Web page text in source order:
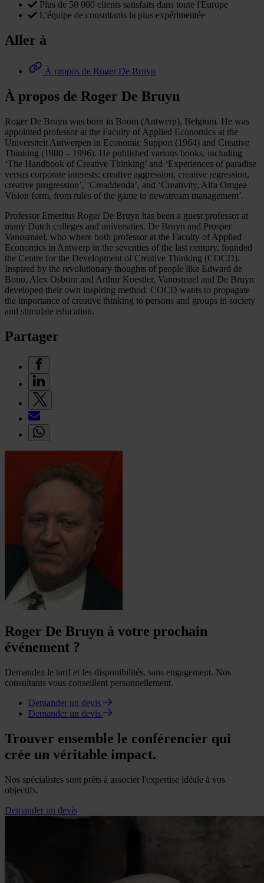
Plus de 50 000 clients satisfaits dans toute l'Europe
L'équipe de consultants la plus expérimentée
Aller à
À propos de Roger De Bruyn
À propos de Roger De Bruyn
Roger De Bruyn was born in Boom (Antwerp), Belgium. He was
appointed professor at the Faculty of Applied Economics at the
Universiteit Antwerpen in Economic Support (1964) and Creative
Thinking (1980 – 1996). He published various books, including
‘The Handbook of Creative Thinking’ and ‘Experiences of paradise
versus corporate interests: creative aggression, creative regression,
creative progression’, ‘Creaddenda’, and ‘Creativity, Alfa Omgea
Vision form, from rules of the game to newstream management’.
Professor Emeritus Roger De Bruyn has been a guest professor at
many Dutch colleges and universities. De Bruyn and Prosper
Vanosmael, who where both professor at the Faculty of Applied
Economics in Antwerp in the seventies of the last century, founded
the Centre for the Development of Creative Thinking (COCD).
Inspired by the revolutionary thoughts of people like Edward de
Bono, Alex Osborn and Arthur Koestler, Vanosmael and De Bruyn
developed their own inspiring method. COCD wants to propagate
the importance of creative thinking to persons and groups in society
and stimulate education.
Partager
Roger De Bruyn à votre prochain
événement ?
Demandez le tarif et les disponibilités, sans engagement. Nos
consultants vous conseillent personnellement.
Demander un devis
Demander un devis
Trouver ensemble le conférencier qui
crée un véritable impact.
Nos spécialistes sont prêts à associer l'expertise idéale à vos
objectifs.
Demander un devis